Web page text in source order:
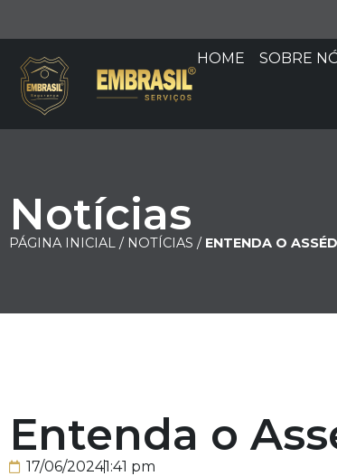
HOME SOBRE
Notícias
PÁGINA INICIAL / NOTÍCIAS / ENTENDA O
Entenda o
17/06/20241:41 pm